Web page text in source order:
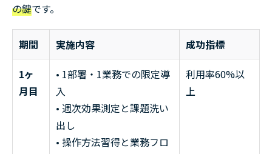
の鍵です。
期間 実施内容 成功指標
1ヶ
月目
• 1部署・1業務での限定導
入
• 週次効果測定と課題洗い
出し
• 操作方法習得と業務フロ
利用率60%以
上